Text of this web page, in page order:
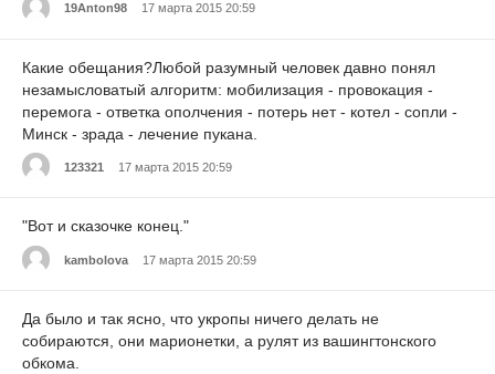
19Anton98 17 марта 2015 20:59
Какие обещания?Любой разумный человек давно понял
незамысловатый алгоритм: мобилизация - провокация -
перемога - ответка ополчения - потерь нет - котел - сопли -
Минск - зрада - лечение пукана.
123321 17 марта 2015 20:59
"Вот и сказочке конец."
kambolova 17 марта 2015 20:59
Да было и так ясно, что укропы ничего делать не
собираются, они марионетки, а рулят из вашингтонского
обкома.